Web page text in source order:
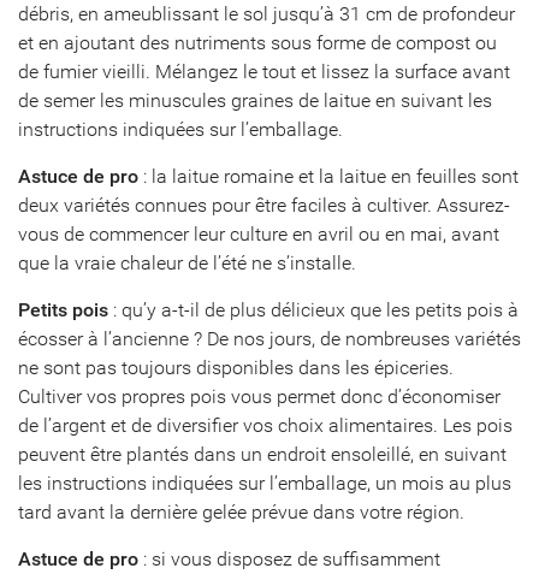
débris, en ameublissant le sol jusqu’à 31 cm de profondeur
et en ajoutant des nutriments sous forme de compost ou
de fumier vieilli. Mélangez le tout et lissez la surface avant
de semer les minuscules graines de laitue en suivant les
instructions indiquées sur l’emballage.
Astuce de pro : la laitue romaine et la laitue en feuilles sont
deux variétés connues pour être faciles à cultiver. Assurez-
vous de commencer leur culture en avril ou en mai, avant
que la vraie chaleur de l’été ne s’installe.
Petits pois : qu’y a-t-il de plus délicieux que les petits pois à
écosser à l’ancienne ? De nos jours, de nombreuses variétés
ne sont pas toujours disponibles dans les épiceries.
Cultiver vos propres pois vous permet donc d’économiser
de l’argent et de diversifier vos choix alimentaires. Les pois
peuvent être plantés dans un endroit ensoleillé, en suivant
les instructions indiquées sur l’emballage, un mois au plus
tard avant la dernière gelée prévue dans votre région.
Astuce de pro : si vous disposez de suffisamment